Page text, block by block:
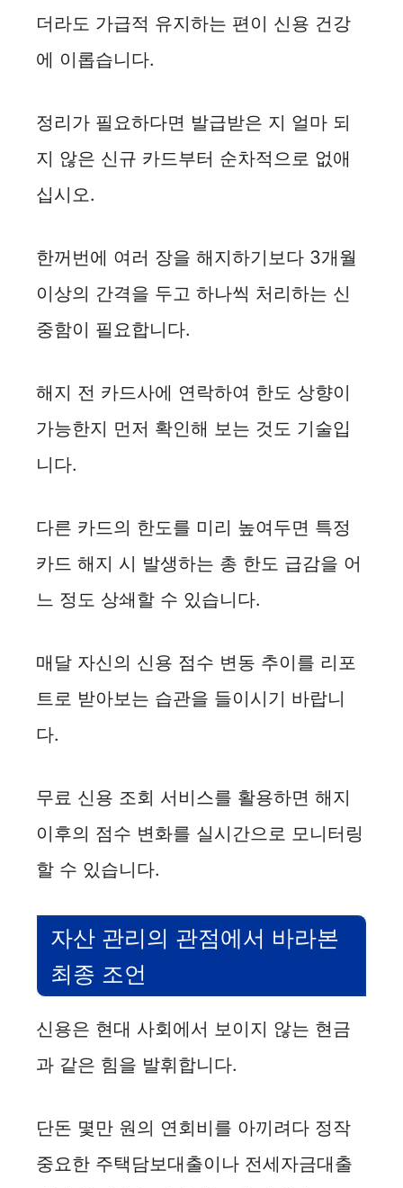
더라도 가급적 유지하는 편이 신용 건강
에 이롭습니다.
정리가 필요하다면 발급받은 지 얼마 되
지 않은 신규 카드부터 순차적으로 없애
십시오.
한꺼번에 여러 장을 해지하기보다 3개월
이상의 간격을 두고 하나씩 처리하는 신
중함이 필요합니다.
해지 전 카드사에 연락하여 한도 상향이
가능한지 먼저 확인해 보는 것도 기술입
니다.
다른 카드의 한도를 미리 높여두면 특정
카드 해지 시 발생하는 총 한도 급감을 어
느 정도 상쇄할 수 있습니다.
매달 자신의 신용 점수 변동 추이를 리포
트로 받아보는 습관을 들이시기 바랍니
다.
무료 신용 조회 서비스를 활용하면 해지
이후의 점수 변화를 실시간으로 모니터링
할 수 있습니다.
자산 관리의 관점에서 바라본
최종 조언
신용은 현대 사회에서 보이지 않는 현금
과 같은 힘을 발휘합니다.
단돈 몇만 원의 연회비를 아끼려다 정작
중요한 주택담보대출이나 전세자금대출